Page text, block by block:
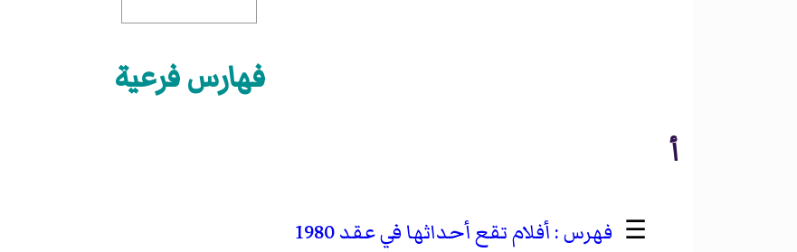
فهارس فرعية
أ
☰
أفلام تقع أحداثها في عقد 1980